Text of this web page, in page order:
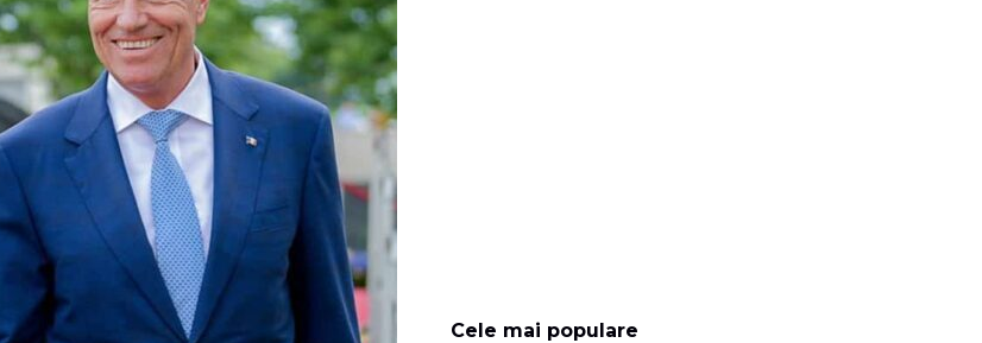
Cele mai populare